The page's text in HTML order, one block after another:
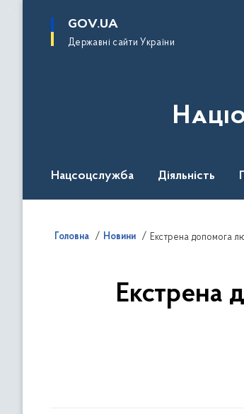
основного
GOV.UA
Державні сайти України
Нацсоцслужба Діяльність
Головна Новини Екстрена допомога
Екстрена